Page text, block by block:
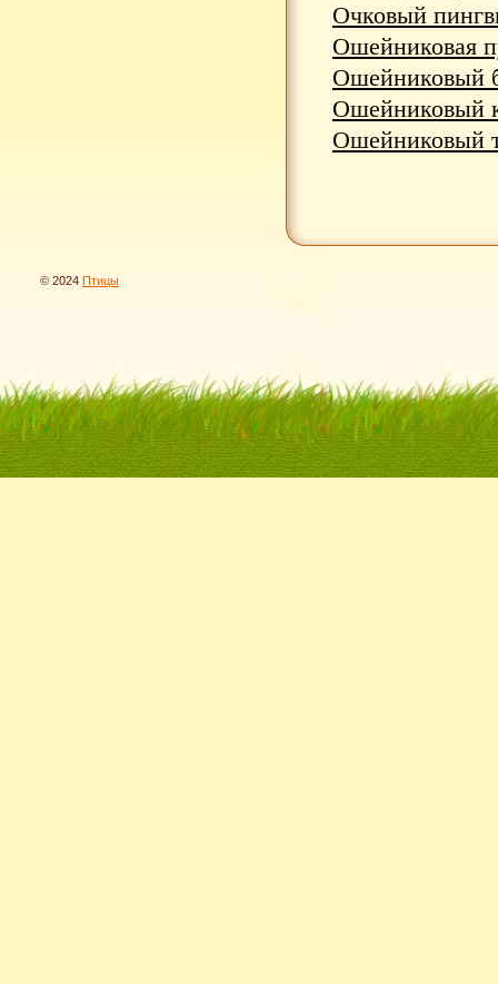
Очковый
Ошейниковая
Ошейниковый
Ошейниковый
Ошейниковый
© 2024 Птицы